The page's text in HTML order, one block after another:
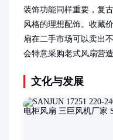
装饰功能同样重要，复
风格的理想配饰。收藏
扇在二手市场可以卖出
会特意采购老式风扇营造
文化与发展